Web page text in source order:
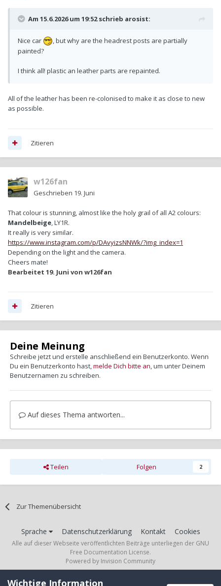
Am 15.6.2026 um 19:52 schrieb arosist:
Nice car
, but why are the headrest posts are partially
painted?
I think all! plastic an leather parts are repainted.
All of the leather has been re-colonised to make it as close to new
as possible.
Zitieren
w126fan
Geschrieben 19. Juni
That colour is stunning, almost like the holy grail of all A2 colours:
Mandelbeige , LY1R.
It really is very similar.
https://www.instagram.com/p/DAvyizsNNWk/?img_index=1
Depending on the light and the camera.
Cheers mate!
Bearbeitet 19. Juni von w126fan
Zitieren
Deine Meinung
Schreibe jetzt und erstelle anschließend ein Benutzerkonto. Wenn
Du ein Benutzerkonto hast, melde Dich bitte an , um unter Deinem
Benutzernamen zu schreiben.
Auf dieses Thema antworten...
Teilen Folgen 2
Zur Themenübersicht
Sprache Datenschutzerklärung Kontakt Cookies
Alle auf dieser Webseite veröffentlichten Beiträge unterliegen der GNU
Free Documentation License.
Powered by Invision Community
Wichtige Information